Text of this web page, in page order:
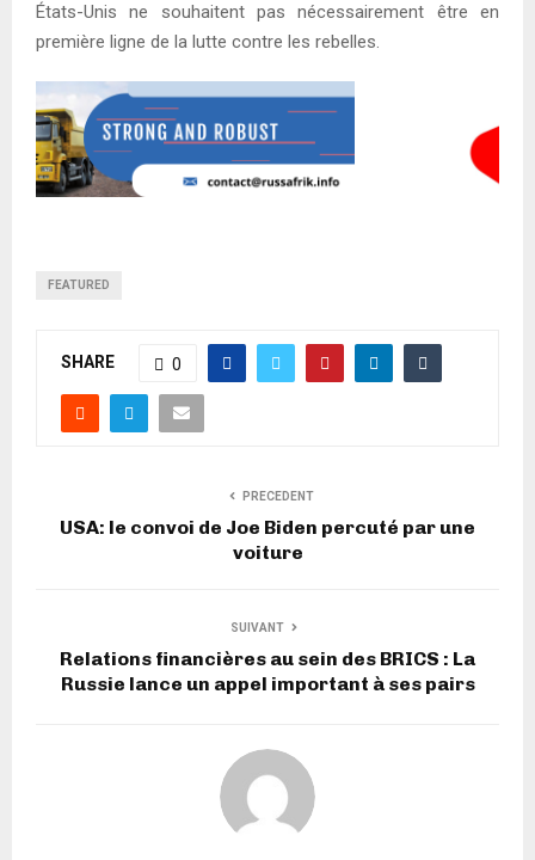
États-Unis ne souhaitent pas nécessairement être en
première ligne de la lutte contre les rebelles.
FEATURED
SHARE 0
PRECEDENT
USA: le convoi de Joe Biden percuté par une
voiture
SUIVANT
Relations financières au sein des BRICS : La
Russie lance un appel important à ses pairs